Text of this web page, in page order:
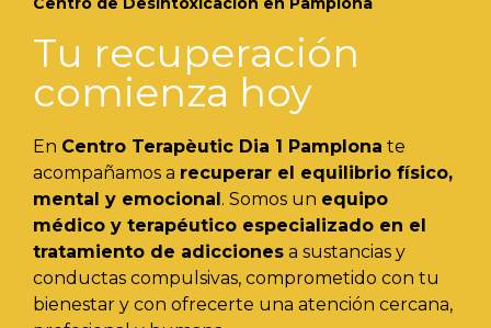
Tu recuperación
comienza hoy
En Centro Terapèutic Dia 1 Pamplona te
acompañamos a recuperar el equilibrio físico,
mental y emocional. Somos un equipo
médico y terapéutico especializado en el
tratamiento de adicciones a sustancias y
conductas compulsivas, comprometido con tu
bienestar y con ofrecerte una atención cercana,